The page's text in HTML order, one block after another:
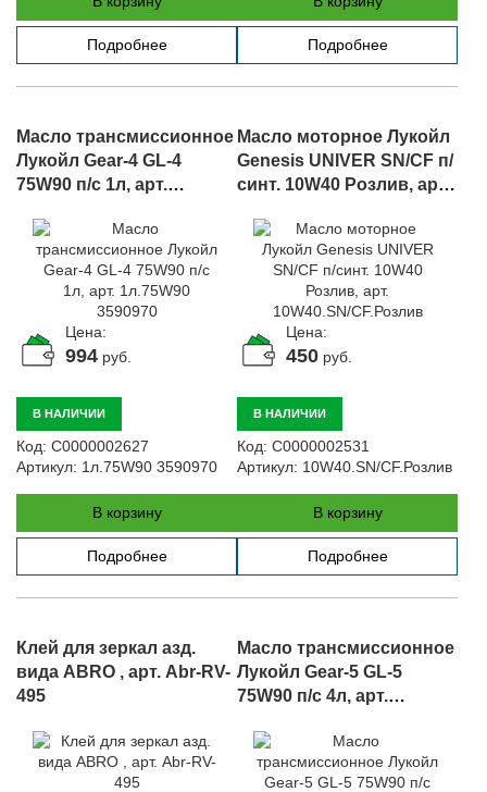
Подробнее Подробнее
Масло трансмиссионное
Лукойл Gear-4 GL-4
75W90 п/с 1л, арт.
Цена:
994 руб.
В НАЛИЧИИ
Код: С0000002627
Артикул: 1л.75W90 3590970
В корзину
Подробнее
Масло моторное Лукойл
Genesis UNIVER SN/CF п/
синт. 10W40 Розлив, арт.
Цена:
450 руб.
В НАЛИЧИИ
Код: С0000002531
Артикул: 10W40.SN/CF.Розлив
В корзину
Подробнее
Клей для зеркал азд.
вида ABRO , арт. Abr-RV-
495
Масло трансмиссионное
Лукойл Gear-5 GL-5
75W90 п/с 4л, арт.
2240009